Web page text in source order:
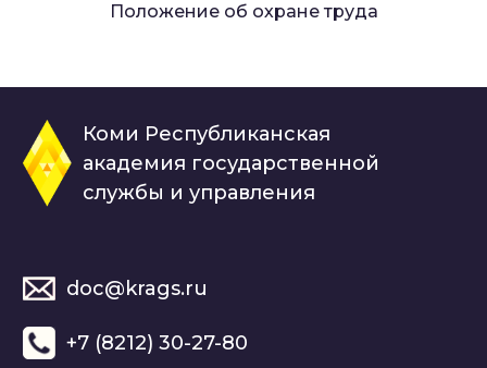
Положение об охране труда
Коми Республиканская
академия государственной
службы и управления
doc@krags.ru
+7 (8212) 30-27-80